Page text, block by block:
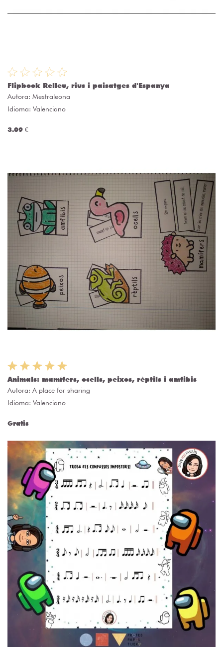
Flipbook Relleu, rius i paisatges d'Espanya
Autora: Mestraleona
Idioma: Valenciano
3.09 €
Animals: mamífers, ocells, peixos, rèptils i amfibis
Autora: A place for sharing
Idioma: Valenciano
Gratis